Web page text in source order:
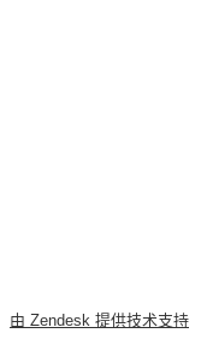
由 Zendesk 提供技术支持